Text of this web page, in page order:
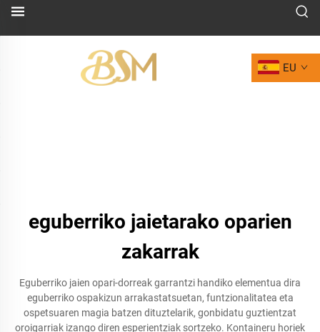
EU
eguberriko jaietarako oparien
zakarrak
Eguberriko jaien opari-dorreak garrantzi handiko elementua dira
eguberriko ospakizun arrakastatsuetan, funtzionalitatea eta
ospetsuaren magia batzen dituztelarik, gonbidatu guztientzat
oroigarriak izango diren esperientziak sortzeko. Kontaineru horiek